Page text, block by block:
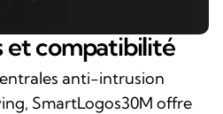
et compatibilité
anti-intrusion
SmartLogos30M offre